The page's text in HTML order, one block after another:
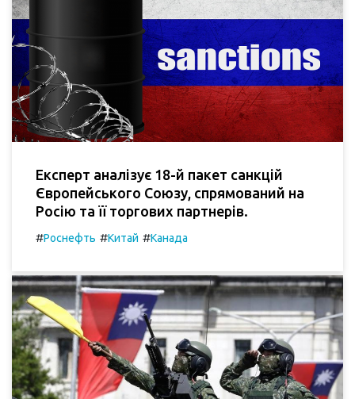
Експерт аналізує 18-й пакет санкцій
Європейського Союзу, спрямований на
Росію та її торгових партнерів.
#Роснефть #Китай #Канада